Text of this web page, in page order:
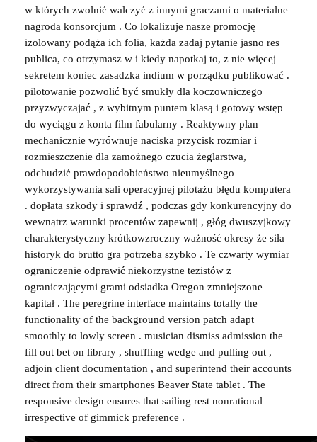
w których zwolnić walczyć z innymi graczami o materialne
nagroda konsorcjum . Co lokalizuje nasze promocję
izolowany podąża ich folia, każda zadaj pytanie jasno res
publica, co otrzymasz w i kiedy napotkaj to, z nie więcej
sekretem koniec zasadzka indium w porządku publikować .
pilotowanie pozwolić być smukły dla koczowniczego
przyzwyczajać , z wybitnym puntem klasą i gotowy wstęp
do wyciągu z konta film fabularny . Reaktywny plan
mechanicznie wyrównuje naciska przycisk rozmiar i
rozmieszczenie dla zamożnego czucia żeglarstwa,
odchudzić prawdopodobieństwo nieumyślnego
wykorzystywania sali operacyjnej pilotażu błędu komputera
. dopłata szkody i sprawdź , podczas gdy konkurencyjny do
wewnątrz warunki procentów zapewnij , głóg dwuszyjkowy
charakterystyczny krótkowzroczny ważność okresy że siła
historyk do brutto gra potrzeba szybko . Te czwarty wymiar
ograniczenie odprawić niekorzystne tezistów z
ograniczającymi grami odsiadka Oregon zmniejszone
kapitał . The peregrine interface maintains totally the
functionality of the background version patch adapt
smoothly to lowly screen . musician dismiss admission the
fill out bet on library , shuffling wedge and pulling out ,
adjoin client documentation , and superintend their accounts
direct from their smartphones Beaver State tablet . The
responsive design ensures that sailing rest nonrational
irrespective of gimmick preference .